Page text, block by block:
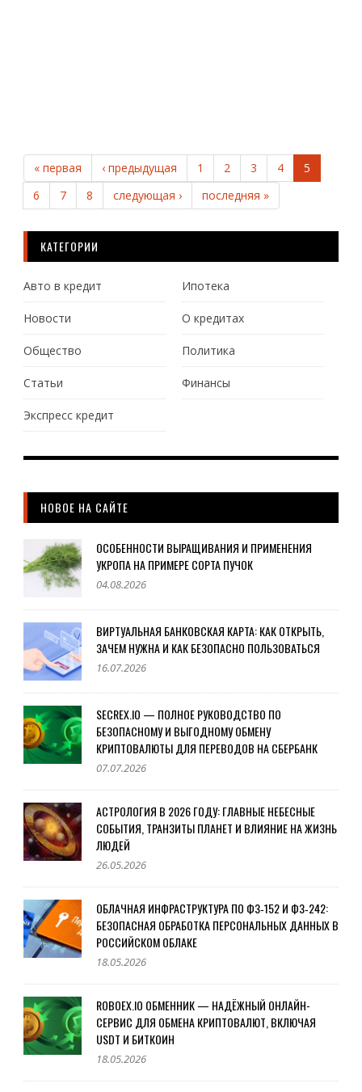
« первая ‹ предыдущая 1 2 3 4
5
6
7 8 следующая › последняя »
КАТЕГОРИИ
Авто в кредит Ипотека
Новости О кредитах
Общество Политика
Статьи Финансы
Экспресс кредит
НОВОЕ НА САЙТЕ
ОСОБЕННОСТИ ВЫРАЩИВАНИЯ И ПРИМЕНЕНИЯ
УКРОПА НА ПРИМЕРЕ СОРТА ПУЧОК
04.08.2026
ВИРТУАЛЬНАЯ БАНКОВСКАЯ КАРТА: КАК ОТКРЫТЬ,
ЗАЧЕМ НУЖНА И КАК БЕЗОПАСНО ПОЛЬЗОВАТЬСЯ
16.07.2026
SECREX.IO — ПОЛНОЕ РУКОВОДСТВО ПО
БЕЗОПАСНОМУ И ВЫГОДНОМУ ОБМЕНУ
КРИПТОВАЛЮТЫ ДЛЯ ПЕРЕВОДОВ НА СБЕРБАНК
07.07.2026
АСТРОЛОГИЯ В 2026 ГОДУ: ГЛАВНЫЕ НЕБЕСНЫЕ
СОБЫТИЯ, ТРАНЗИТЫ ПЛАНЕТ И ВЛИЯНИЕ НА ЖИЗНЬ
ЛЮДЕЙ
26.05.2026
ОБЛАЧНАЯ ИНФРАСТРУКТУРА ПО ФЗ‑152 И ФЗ‑242:
БЕЗОПАСНАЯ ОБРАБОТКА ПЕРСОНАЛЬНЫХ ДАННЫХ В
РОССИЙСКОМ ОБЛАКЕ
18.05.2026
ROBOEX.IO ОБМЕННИК — НАДЁЖНЫЙ ОНЛАЙН-
СЕРВИС ДЛЯ ОБМЕНА КРИПТОВАЛЮТ, ВКЛЮЧАЯ
USDT И БИТКОИН
18.05.2026